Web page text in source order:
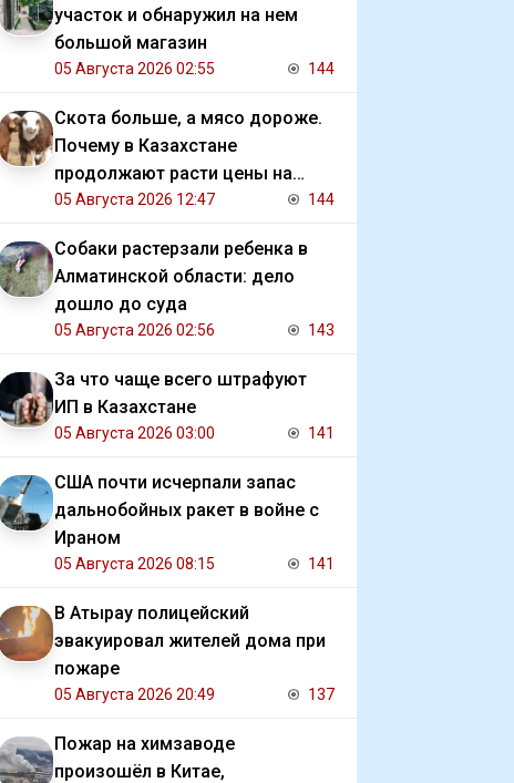
участок и обнаружил на нем
большой магазин
05 Августа 2026 02:55 144
Скота больше, а мясо дороже.
Почему в Казахстане
продолжают расти цены на
баранину и конину
05 Августа 2026 12:47 144
Собаки растерзали ребенка в
Алматинской области: дело
дошло до суда
05 Августа 2026 02:56 143
За что чаще всего штрафуют
ИП в Казахстане
05 Августа 2026 03:00 141
США почти исчерпали запас
дальнобойных ракет в войне с
Ираном
05 Августа 2026 08:15 141
В Атырау полицейский
эвакуировал жителей дома при
пожаре
05 Августа 2026 20:49 137
Пожар на химзаводе
произошёл в Китае,